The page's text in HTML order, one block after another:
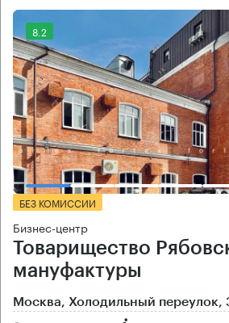
8.2
БЕЗ КОМИССИИ
Бизнес-центр
Товарищество
мануфактуры
Москва, Холодильный переулок,